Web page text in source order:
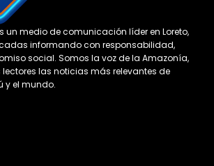
un medio de comunicación líder en Loreto,
informando con responsabilidad,
social. Somos la voz de la Amazonía,
las noticias más relevantes de
y el mundo.